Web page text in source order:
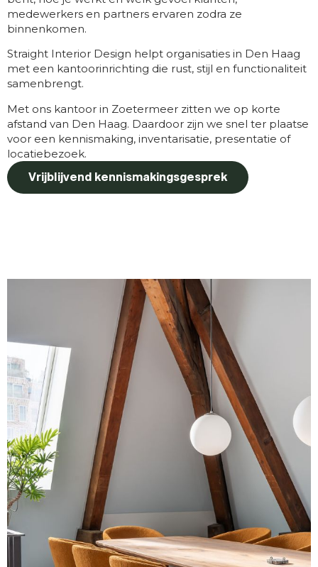
medewerkers en partners ervaren zodra ze
binnenkomen.
Straight Interior Design helpt organisaties in Den Haag
met een kantoorinrichting die rust, stijl en functionaliteit
samenbrengt.
Met ons kantoor in Zoetermeer zitten we op korte
afstand van Den Haag. Daardoor zijn we snel ter plaatse
voor een kennismaking, inventarisatie, presentatie of
locatiebezoek.
Vrijblijvend kennismakingsgesprek